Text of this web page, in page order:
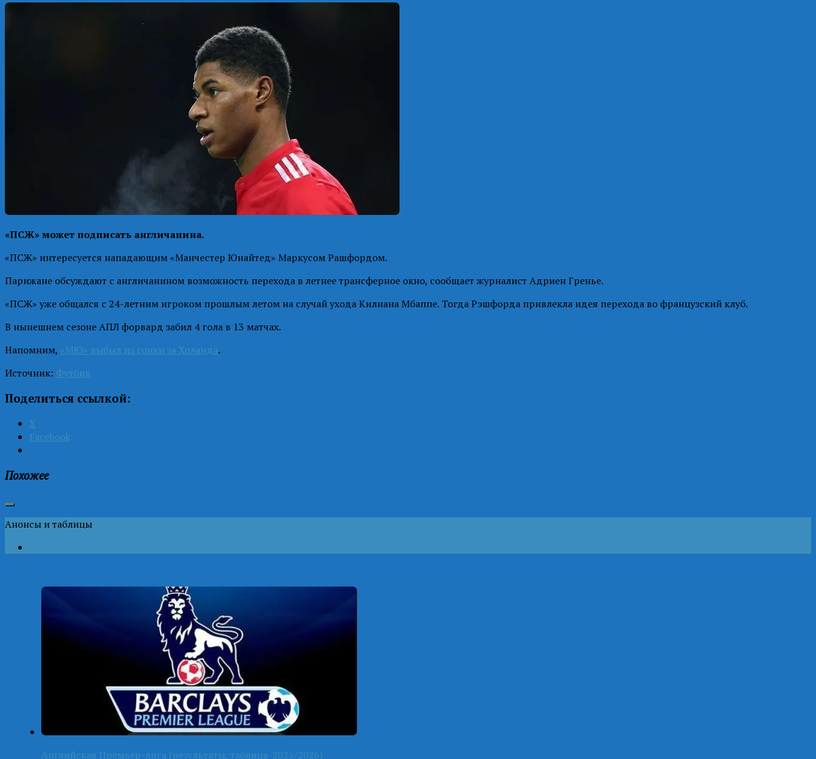
«ПСЖ» может подписать англичанина.
«ПСЖ» интересуется нападающим «Манчестер Юнайтед» Маркусом Рашфордом.
Парижане обсуждают с англичанином возможность перехода в летнее трансферное окно, сообщает журналист Адриен Гренье.
«ПСЖ» уже общался с 24-летним игроком прошлым летом на случай ухода Килиана Мбаппе. Тогда Рэшфорда привлекла идея перехода во французский клуб.
В нынешнем сезоне АПЛ форвард забил 4 гола в 13 матчах.
Напомним, «МЮ» выбыл из гонки за Холанда.
Источник: Футбик
Поделиться ссылкой:
X
Facebook
Похожее
Анонсы и таблицы
Английская Премьер-лига (результаты, таблица-2025/2026)